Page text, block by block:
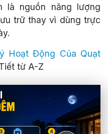
là nguồn năng lượng
trữ thay vì dùng trực
Hoạt Động Của Quạt
từ A-Z